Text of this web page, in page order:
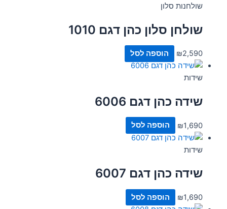
שולחנות סלון
שולחן סלון כהן דגם 1010
₪2,590 הוספה לסל
שידות
שידה כהן דגם 6006
₪1,690 הוספה לסל
שידות
שידה כהן דגם 6007
₪1,690 הוספה לסל